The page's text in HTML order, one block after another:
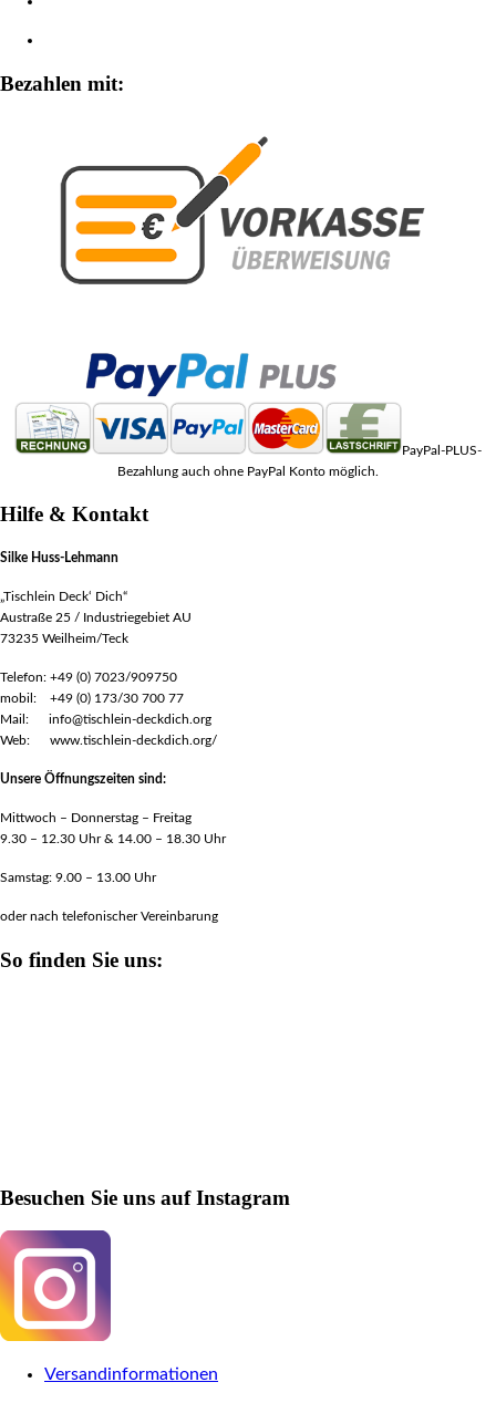
Bezahlen mit:
PayPal-PLUS-
Bezahlung auch ohne PayPal Konto möglich.
Hilfe & Kontakt
Silke Huss-Lehmann
„Tischlein Deck‘ Dich“
Austraße 25 / Industriegebiet AU
73235 Weilheim/Teck
Telefon: +49 (0) 7023/909750
mobil: +49 (0) 173/30 700 77
Mail: info@tischlein-deckdich.org
Web: www.tischlein-deckdich.org/
Unsere Öffnungszeiten sind:
Mittwoch – Donnerstag – Freitag
9.30 – 12.30 Uhr & 14.00 – 18.30 Uhr
Samstag: 9.00 – 13.00 Uhr
oder nach telefonischer Vereinbarung
So finden Sie uns:
Besuchen Sie uns auf Instagram
Versandinformationen